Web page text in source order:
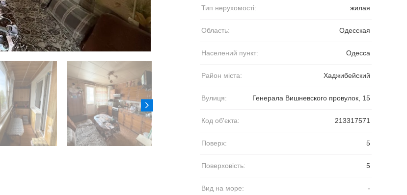
Тип нерухомості: жилая
Область: Одесская
Населений пункт: Одесса
Район міста: Хаджибейский
Вулиця: Генерала Вишневского провулок, 15
Код об'єкта: 213317571
Поверх: 5
Поверховість: 5
Вид на море: -